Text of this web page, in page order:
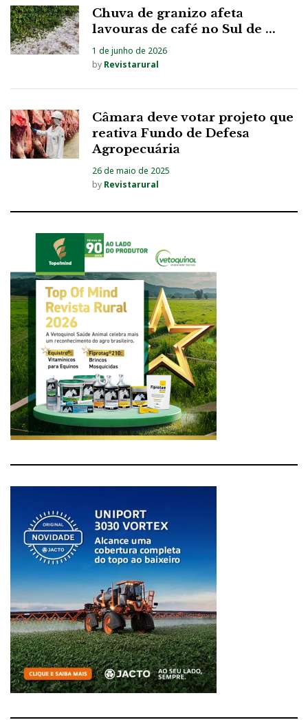
Chuva de granizo afeta
lavouras de café no Sul de ...
1 de junho de 2026
by Revistarural
Câmara deve votar projeto que
reativa Fundo de Defesa
Agropecuária
26 de maio de 2025
by Revistarural